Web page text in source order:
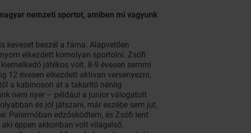
nemzeti sportot, amiben mi vagyunk
keveset beszél a fáma. Alapvetően
elkezdett komolyan sportolni. Zsófi
játékos volt. 8-9 évesen semmi
12 évesen elkezdett aktívan versenyezni,
a kabinoson át a takarító néniig
nem nyer – például a junior válogatott
és jól játszani, már eszébe sem jut,
Palermóban edzősködtem, és Zsófi lent
éppen akkoriban volt világelső.